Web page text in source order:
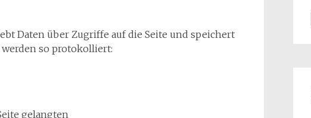
Daten über Zugriffe auf die Seite und speichert
werden so protokolliert:
gelangten